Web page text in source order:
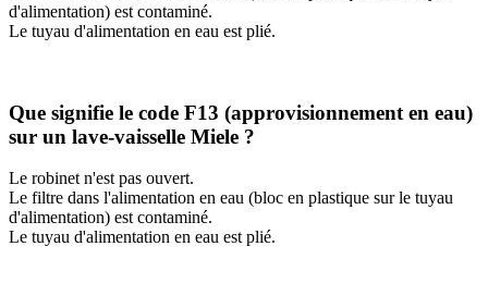
d'alimentation) est contaminé.
Le tuyau d'alimentation en eau est plié.
Que signifie le code F13 (approvisionnement en eau)
sur un lave-vaisselle Miele ?
Le robinet n'est pas ouvert.
Le filtre dans l'alimentation en eau (bloc en plastique sur le tuyau
d'alimentation) est contaminé.
Le tuyau d'alimentation en eau est plié.